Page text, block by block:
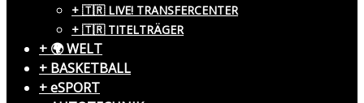
+ 🇹🇷 LIVE! TRANSFERCENTER
+ 🇹🇷 TITELTRÄGER
+ 🌍 WELT
+ BASKETBALL
+ eSPORT